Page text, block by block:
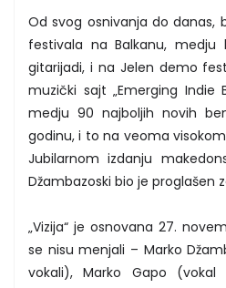
Od svog osnivanja do danas,
festivala na Balkanu, medju
gitarijadi, i na Jelen demo
muzički sajt „Emerging Indie
medju 90 najboljih novih
godinu, i to na veoma
Jubilarnom izdanju
Džambazoski bio je proglašen
„Vizija“ je osnovana 27.
se nisu menjali – Marko
vokali), Marko Gapo